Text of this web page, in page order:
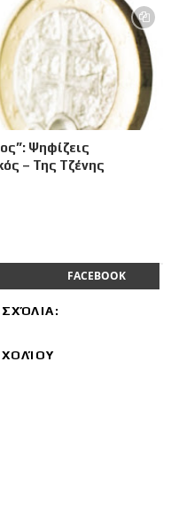
Ψηφίζεις
– Της Τζένης
FACEBOOK